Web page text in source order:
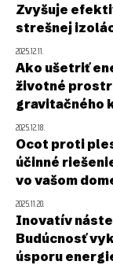
Zvyšuje
strešnej
2025.12.11.
Ako ušetriť
životné
gravitačného
2025.12.18.
Ocot proti
účinné
vo vašom
2025.11.20.
Inovatív
Budúcnosť
úsporu